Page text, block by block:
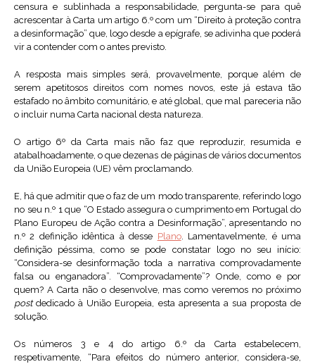
censura e sublinhada a responsabilidade, pergunta-se para quê
acrescentar à Carta um artigo 6.º com um “Direito à proteção contra
a desinformação” que, logo desde a epígrafe, se adivinha que poderá
vir a contender com o antes previsto.
A resposta mais simples será, provavelmente, porque além de
serem apetitosos direitos com nomes novos, este já estava tão
estafado no âmbito comunitário, e até global, que mal pareceria não
o incluir numa Carta nacional desta natureza.
O artigo 6º da Carta mais não faz que reproduzir, resumida e
atabalhoadamente, o que dezenas de páginas de vários documentos
da União Europeia (UE) vêm proclamando.
E, há que admitir que o faz de um modo transparente, referindo logo
no seu n.º 1 que “O Estado assegura o cumprimento em Portugal do
Plano Europeu de Ação contra a Desinformação”, apresentando no
n.º 2 definição idêntica à desse Plano. Lamentavelmente, é uma
definição péssima, como se pode constatar logo no seu início:
“Considera-se desinformação toda a narrativa comprovadamente
falsa ou enganadora”. “Comprovadamente”? Onde, como e por
quem? A Carta não o desenvolve, mas como veremos no próximo
postdedicado à União Europeia, esta apresenta a sua proposta de
solução.
Os números 3 e 4 do artigo 6.º da Carta estabelecem,
respetivamente, “Para efeitos do número anterior, considera-se,